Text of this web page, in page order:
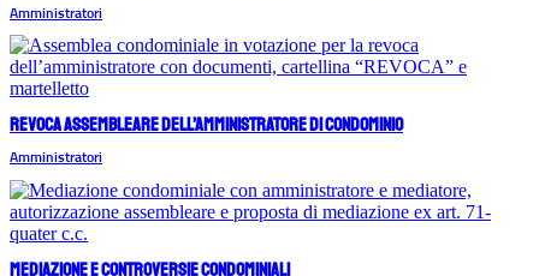
Amministratori
Revoca assembleare dell’amministratore di condominio
Amministratori
Mediazione e controversie condominiali